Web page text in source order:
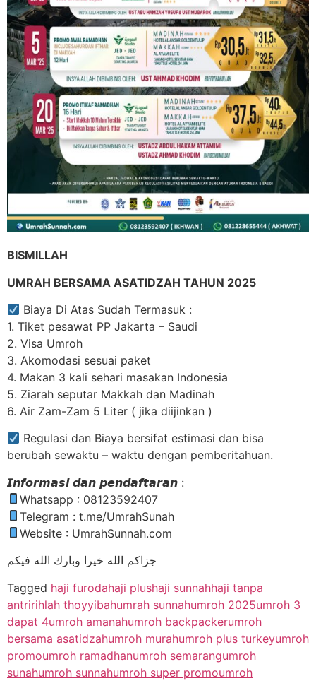
BISMILLAH
UMRAH BERSAMA ASATIDZAH TAHUN 2025
Biaya Di Atas Sudah Termasuk :
1. Tiket pesawat PP Jakarta – Saudi
2. Visa Umroh
3. Akomodasi sesuai paket
4. Makan 3 kali sehari masakan Indonesia
5. Ziarah seputar Makkah dan Madinah
6. Air Zam-Zam 5 Liter ( jika diijinkan )
Regulasi dan Biaya bersifat estimasi dan bisa
berubah sewaktu – waktu dengan pemberitahuan.
𝙄𝙣𝙛𝙤𝙧𝙢𝙖𝙨𝙞 𝙙𝙖𝙣 𝙥𝙚𝙣𝙙𝙖𝙛𝙩𝙖𝙧𝙖𝙣 :
Whatsapp : 08123592407
Telegram : t.me/UmrahSunah
Website : UmrahSunnah.com
جزاكم الله خيرا وبارك الله فيكم
Tagged haji furodahaji plushaji sunnahhaji tanpa
antririhlah thoyyibahumrah sunnahumroh 2025umroh 3
dapat 4umroh amanahumroh backpackerumroh
bersama asatidzahumroh murahumroh plus turkeyumroh
promoumroh ramadhanumroh semarangumroh
sunahumroh sunnahumroh super promoumroh